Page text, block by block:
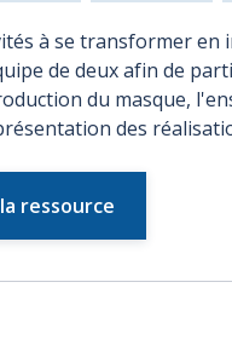
à se transformer
de deux afin de
du masque,
des
ressource